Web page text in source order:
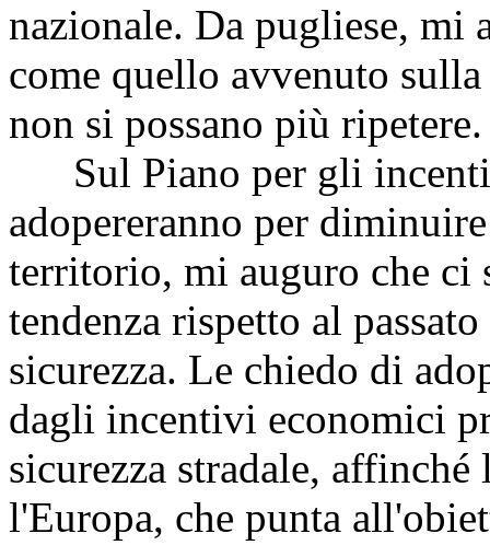
nazionale. Da pugliese, mi
come quello avvenuto
non si possano più ripetere.
Sul Piano per gli
adopereranno per
territorio, mi auguro che ci
tendenza rispetto al
sicurezza. Le chiedo di
dagli incentivi economici
sicurezza stradale,
l'Europa, che punta